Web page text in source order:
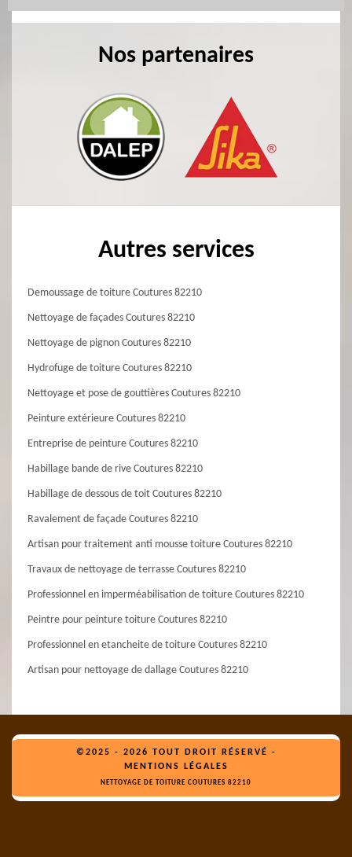
Nos partenaires
Autres services
Demoussage de toiture Coutures 82210
Nettoyage de façades Coutures 82210
Nettoyage de pignon Coutures 82210
Hydrofuge de toiture Coutures 82210
Nettoyage et pose de gouttières Coutures 82210
Peinture extérieure Coutures 82210
Entreprise de peinture Coutures 82210
Habillage bande de rive Coutures 82210
Habillage de dessous de toit Coutures 82210
Ravalement de façade Coutures 82210
Artisan pour traitement anti mousse toiture Coutures 82210
Travaux de nettoyage de terrasse Coutures 82210
Professionnel en imperméabilisation de toiture Coutures 82210
Peintre pour peinture toiture Coutures 82210
Professionnel en etancheite de toiture Coutures 82210
Artisan pour nettoyage de dallage Coutures 82210
©2025 - 2026 TOUT DROIT RÉSERVÉ -
MENTIONS LÉGALES
NETTOYAGE DE TOITURE COUTURES 82210